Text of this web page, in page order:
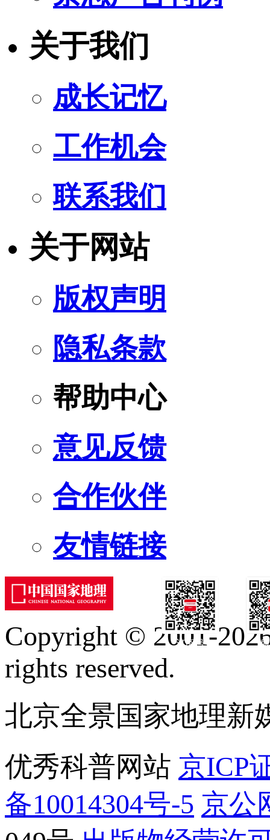
关于我们
成长记忆
工作机会
联系我们
关于网站
版权声明
隐私条款
帮助中心
意见反馈
合作伙伴
友情链接
订阅号
Copyright © 2001-
rights reserved.
北京全景国家地理新
优秀科普网站 京ICP
备10014304号-5 京公